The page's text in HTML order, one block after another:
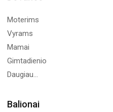
Moterims
Vyrams
Mamai
Gimtadienio
Daugiau...
Balionai